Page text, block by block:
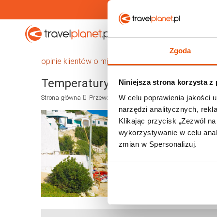
Zgoda
Niniejsza strona korzysta z
W celu poprawienia jakości
narzędzi analitycznych,
Klikając przycisk „Zezwól
wykorzystywanie w celu
zmian w Spersonalizuj.
Travelplanet.pl
opinie klientów o miejscowościach na Formenterze
Temperatury i pogoda na
Strona główna Przewodnik Europa Hiszpania